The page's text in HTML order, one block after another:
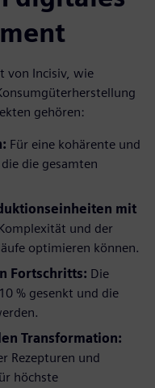
von Incisiv, wie
gehören:
Für eine kohärente und
die gesamten
mit
und der
optimieren können.
Fortschritts: Die
% gesenkt und die
Transformation:
Rezepturen und
höchste